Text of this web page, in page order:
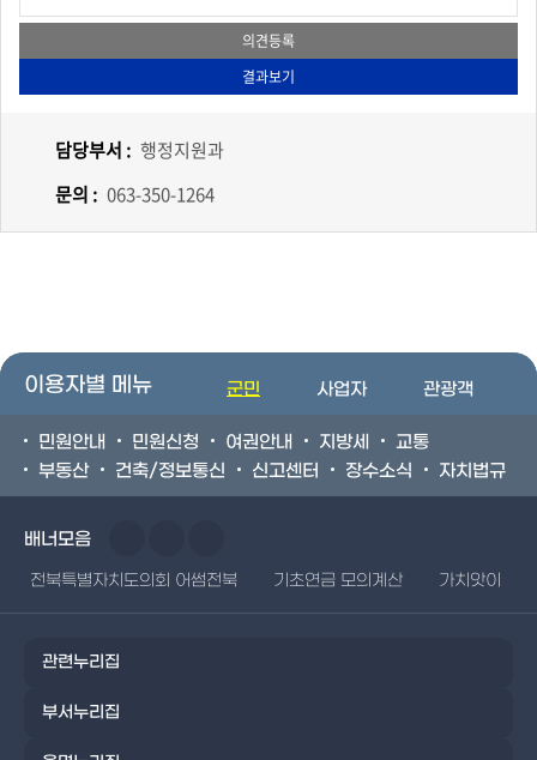
담당부서 : 행정지원과
문의 : 063-350-1264
이용자별 메뉴 군민 사업자 관광객
민원안내 민원신청 여권안내 지방세
교통
부동산
건축/정보통신 신고센터 장수소식 자치법규
배너모음
전북특별자치도의회 어썸전북 기초연금 모의계산 가치앗이
관련누리집
부서누리집